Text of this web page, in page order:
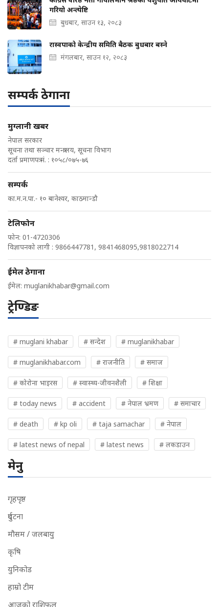
गरियो अन्त्येष्टि
बुधबार, साउन १३, २०८३
रास्वपाको केन्द्रीय समिति बैठक बुधबार बस्ने
मंगलबार, साउन १२, २०८३
सम्पर्क ठेगाना
मुग्लानी खबर
नेपाल सरकार
सूचना तथा सञ्चार मन्त्रालय, सूचना विभाग
दर्ता प्रमाणपत्र नं. : १०५८/०७५-७६
सम्पर्क
का.म.न.पा.- १० बानेश्वर, काठमान्डौ
टेलिफोन
फोन: 01-4720306
विज्ञापनको लागी : 9866447781, 9841468095,9818022714
ईमेल ठेगाना
ईमेल: muglanikhabar@gmail.com
ट्रेण्डिङ
# muglani khabar # सन्देश # muglanikhabar
# muglanikhabar.com # राजनीति # समाज
# कोरोना भाइरस # स्वास्थ्य-जीवनशैली # शिक्षा
# today news # accident # नेपाल भ्रमण # समाचार
# death # kp oli # taja samachar # नेपाल
# latest news of nepal # latest news # लकडाउन
मेनु
गृहपृष्ठ
दुर्घटना
मौसम / जलबायु
कृषि
युनिकोड
हाम्रो टीम
आजको राशिफल